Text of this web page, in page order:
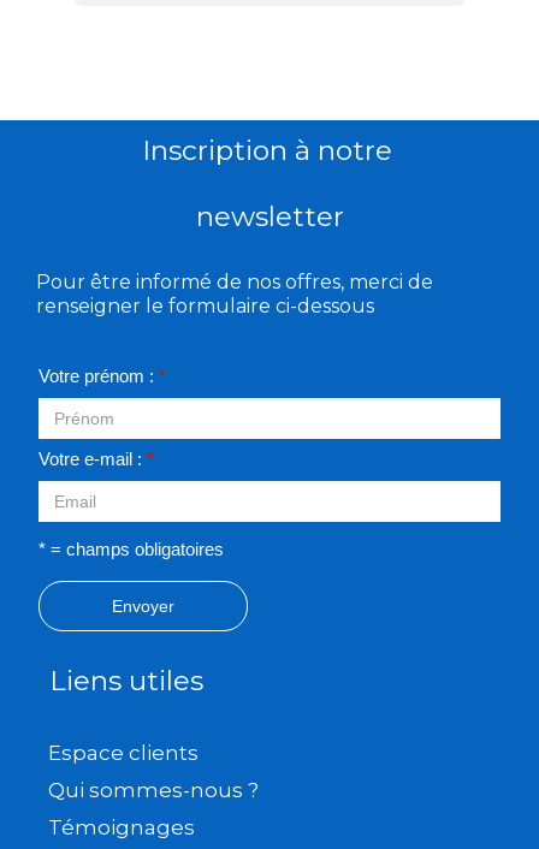
Inscription à notre
newsletter
Pour être informé de nos offres, merci de
renseigner le formulaire ci-dessous
Votre prénom : *
Votre e-mail : *
* = champs obligatoires
Envoyer
Liens utiles
Espace clients
Qui sommes-nous ?
Témoignages